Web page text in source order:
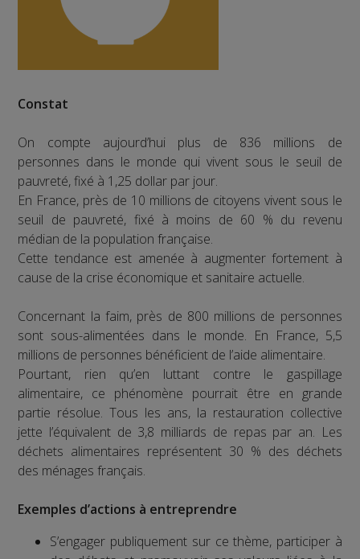
Constat
On compte aujourd’hui plus de 836 millions de
personnes dans le monde qui vivent sous le seuil de
pauvreté, fixé à 1,25 dollar par jour.
En France, près de 10 millions de citoyens vivent sous le
seuil de pauvreté, fixé à moins de 60 % du revenu
médian de la population française.
Cette tendance est amenée à augmenter fortement à
cause de la crise économique et sanitaire actuelle.
Concernant la faim, près de 800 millions de personnes
sont sous-alimentées dans le monde. En France, 5,5
millions de personnes bénéficient de l’aide alimentaire.
Pourtant, rien qu’en luttant contre le gaspillage
alimentaire, ce phénomène pourrait être en grande
partie résolue. Tous les ans, la restauration collective
jette l’équivalent de 3,8 milliards de repas par an. Les
déchets alimentaires représentent 30 % des déchets
des ménages français.
Exemples d’actions à entreprendre
S’engager publiquement sur ce thème, participer à